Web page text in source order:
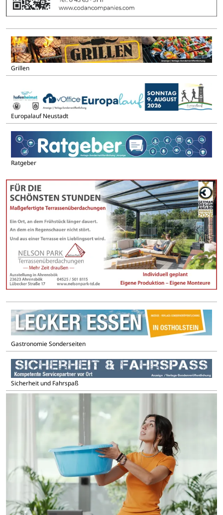
Grillen
Europalauf Neustadt
Ratgeber
Gastronomie Sonderseiten
Sicherheit und Fahrspaß